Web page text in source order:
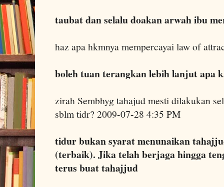
taubat dan selalu doakan arwah ibu
haz apa hkmnya mempercayai law of
boleh tuan terangkan lebih lanjut apa
zirah Sembhyg tahajud mesti dilakukan
sblm tidr? 2009-07-28 4:35 PM
tidur bukan syarat menunaikan
(terbaik). Jika telah berjaga hingga
terus buat tahajjud